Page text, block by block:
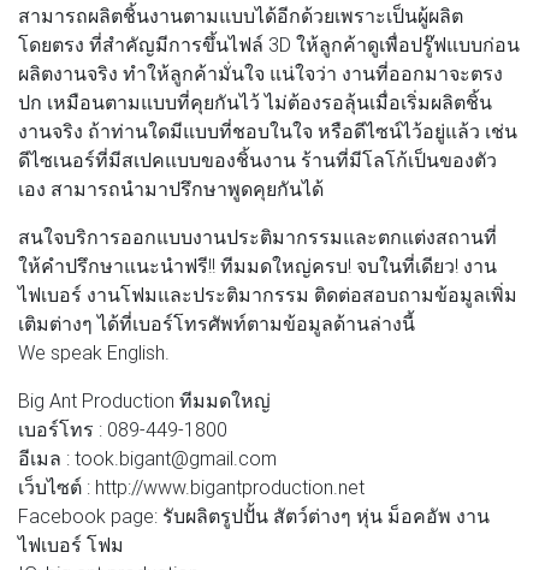
สามารถผลิตชิ้นงานตามแบบได้อีกด้วยเพราะเป็นผู้ผลิต
โดยตรง ที่สำคัญมีการขึ้นไฟล์ 3D ให้ลูกค้าดูเพื่อปรู๊ฟแบบก่อน
ผลิตงานจริง ทำให้ลูกค้ามั่นใจ แน่ใจว่า งานที่ออกมาจะตรง
ปก เหมือนตามแบบที่คุยกันไว้ ไม่ต้องรอลุ้นเมื่อเริ่มผลิตชิ้น
งานจริง ถ้าท่านใดมีแบบที่ชอบในใจ หรือดีไซน์ไว้อยู่แล้ว เช่น
ดีไซเนอร์ที่มีสเปคแบบของชิ้นงาน ร้านที่มีโลโก้เป็นของตัว
เอง สามารถนำมาปรึกษาพูดคุยกันได้
สนใจบริการออกแบบงานประติมากรรมและตกแต่งสถานที่
ให้คำปรึกษาแนะนำฟรี!! ทีมมดใหญ่ครบ! จบในที่เดียว! งาน
ไฟเบอร์ งานโฟมและประติมากรรม ติดต่อสอบถามข้อมูลเพิ่ม
เติมต่างๆ ได้ที่เบอร์โทรศัพท์ตามข้อมูลด้านล่างนี้
We speak English.
Big Ant Production ทีมมดใหญ่
เบอร์โทร : 089-449-1800
อีเมล : took.bigant@gmail.com
เว็บไซต์ : http://www.bigantproduction.net
Facebook page: รับผลิตรูปปั้น สัตว์ต่างๆ หุ่น ม็อคอัพ งาน
ไฟเบอร์ โฟม